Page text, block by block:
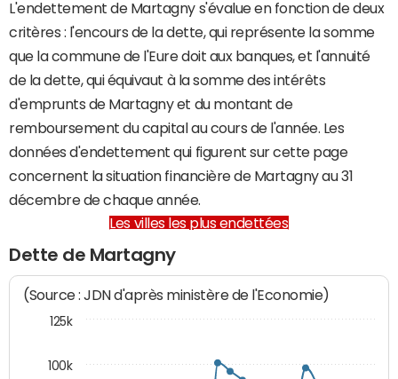
L'endettement de Martagny s'évalue en fonction de deux
critères : l'encours de la dette, qui représente la somme
que la commune de l'Eure doit aux banques, et l'annuité
de la dette, qui équivaut à la somme des intérêts
d'emprunts de Martagny et du montant de
remboursement du capital au cours de l'année. Les
données d'endettement qui figurent sur cette page
concernent la situation financière de Martagny au 31
décembre de chaque année.
Les villes les plus endettées
Dette de Martagny
(Source : JDN d'après ministère de l'Economie)
100k
125k